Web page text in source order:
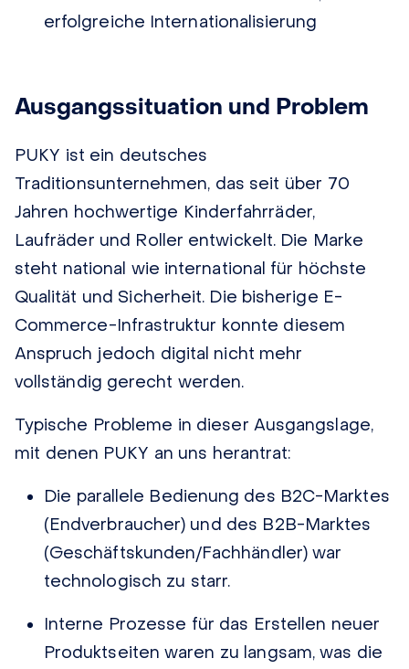
erfolgreiche Internationalisierung
Ausgangssituation und Problem
PUKY ist ein deutsches
Traditionsunternehmen, das seit über 70
Jahren hochwertige Kinderfahrräder,
Laufräder und Roller entwickelt. Die Marke
steht national wie international für höchste
Qualität und Sicherheit. Die bisherige E-
Commerce-Infrastruktur konnte diesem
Anspruch jedoch digital nicht mehr
vollständig gerecht werden.
Typische Probleme in dieser Ausgangslage,
mit denen PUKY an uns herantrat:
Die parallele Bedienung des B2C-Marktes
(Endverbraucher) und des B2B-Marktes
(Geschäftskunden/Fachhändler) war
technologisch zu starr.
Interne Prozesse für das Erstellen neuer
Produktseiten waren zu langsam, was die